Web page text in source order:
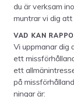
du är verk­sam
muntrar vi dig att
VAD KAN
Vi upp­ma­nar dig
ett
ett
på
ningar är: